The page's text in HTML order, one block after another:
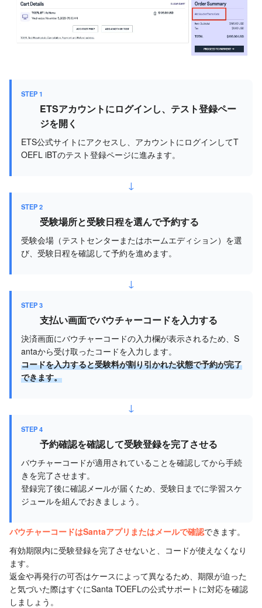
STEP 1
ETSアカウントにログインし、テスト登録ペー
ジを開く
ETS公式サイトにアクセスし、アカウントにログインしてT
OEFL iBTのテスト登録ページに進みます。
↓
STEP 2
受験場所と受験日程を選んで予約する
受験会場（テストセンターまたはホームエディション）を選
び、受験日程を確認して予約を進めます。
↓
STEP 3
支払い画面でバウチャーコードを入力する
決済画面にバウチャーコードの入力欄が表示されるため、S
antaから受け取ったコードを入力します。
コードを入力すると受験料が割り引かれた状態で予約が完了
できます。
↓
STEP 4
予約確認を確認して受験登録を完了させる
バウチャーコードが適用されていることを確認してから手続
きを完了させます。
登録完了後に確認メールが届くため、受験日までに学習スケ
ジュールを組んでおきましょう。
バウチャーコードはSantaアプリまたはメールで確認できます。
有効期限内に受験登録を完了させないと、コードが使えなくなり
ます。
返金や再発行の可否はケースによって異なるため、期限が迫った
と気づいた際はすぐにSanta TOEFLの公式サポートに対応を確認
しましょう。